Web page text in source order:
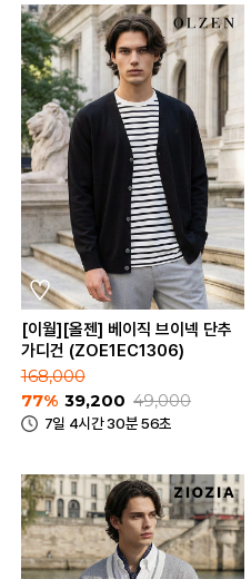
[이월][올젠] 베이직 브이넥 단추
가디건 (ZOE1EC1306)
168,000
77% 39,200 49,000
7일 4시간 30분 56초